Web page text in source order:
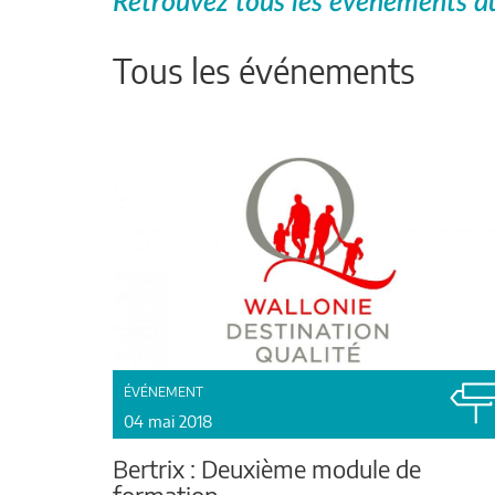
Tous les événements
ÉVÉNEMENT
04 mai 2018
Bertrix : Deuxième module de